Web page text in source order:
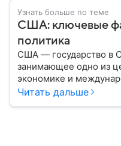
Узнать больше по теме
США: ключевые
политика
США — государство в
занимающее одно из
экономике и
материале — основные
Читать дальше